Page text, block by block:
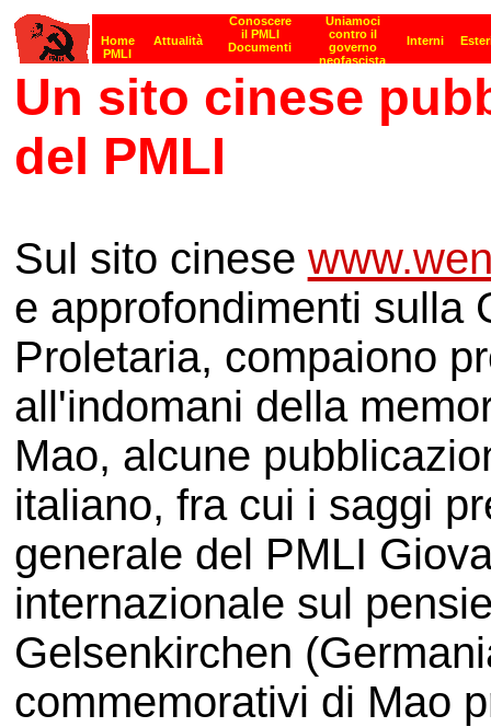
Un sito cinese
del PMLI
Sul sito cinese
e approfondimenti sulla
Proletaria, compaiono
all'indomani della
Mao, alcune
italiano, fra cui i saggi
generale del PMLI
internazionale sul
Gelsenkirchen
commemorativi di Mao